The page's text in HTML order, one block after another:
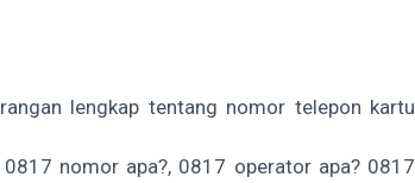
lengkap tentang nomor telepon kartu
nomor apa?, 0817 operator apa? 0817